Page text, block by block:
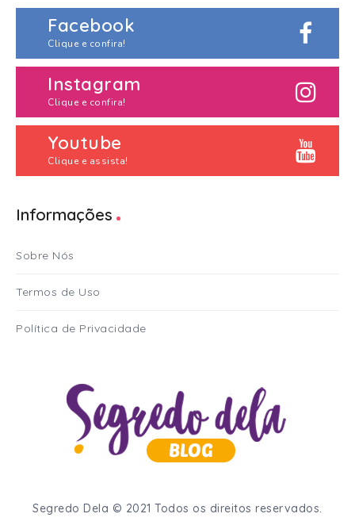
Facebook
Clique e confira!
Instagram
Clique e confira!
Youtube
Clique e assista!
Informações
Sobre Nós
Termos de Uso
Política de Privacidade
Segredo Dela © 2021 Todos os direitos reservados.